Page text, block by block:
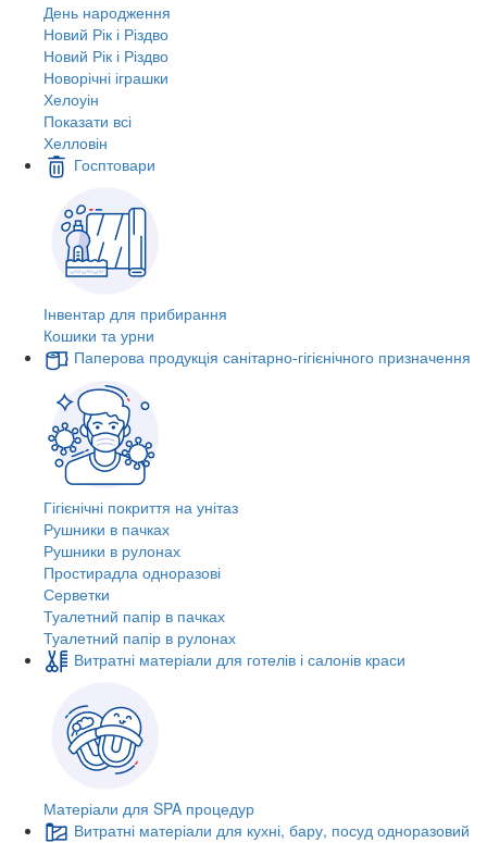
День народження
Новий Рік і Різдво
Новий Рік і Різдво
Новорічні іграшки
Хелоуін
Показати всі
Хелловін
Госптовари
Інвентар для прибирання
Кошики та урни
Паперова продукція санітарно-гігієнічного призначення
Гігієнічні покриття на унітаз
Рушники в пачках
Рушники в рулонах
Простирадла одноразові
Серветки
Туалетний папір в пачках
Туалетний папір в рулонах
Витратні матеріали для готелів і салонів краси
Матеріали для SPA процедур
Витратні матеріали для кухні, бару, посуд одноразовий